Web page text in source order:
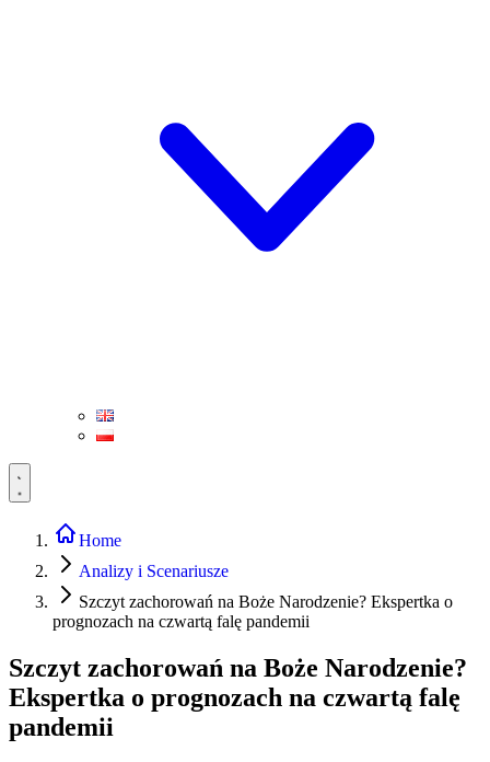
Home
Analizy i Scenariusze
Szczyt zachorowań na Boże Narodzenie? Ekspertka o
prognozach na czwartą falę pandemii
Szczyt zachorowań na Boże Narodzenie?
Ekspertka o prognozach na czwartą falę
pandemii